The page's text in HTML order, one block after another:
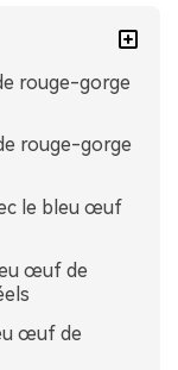
rouge-gorge
rouge-gorge
le bleu œuf
œuf de
œuf de